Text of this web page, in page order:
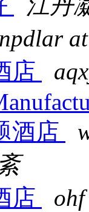
江丹
店
酒店
店